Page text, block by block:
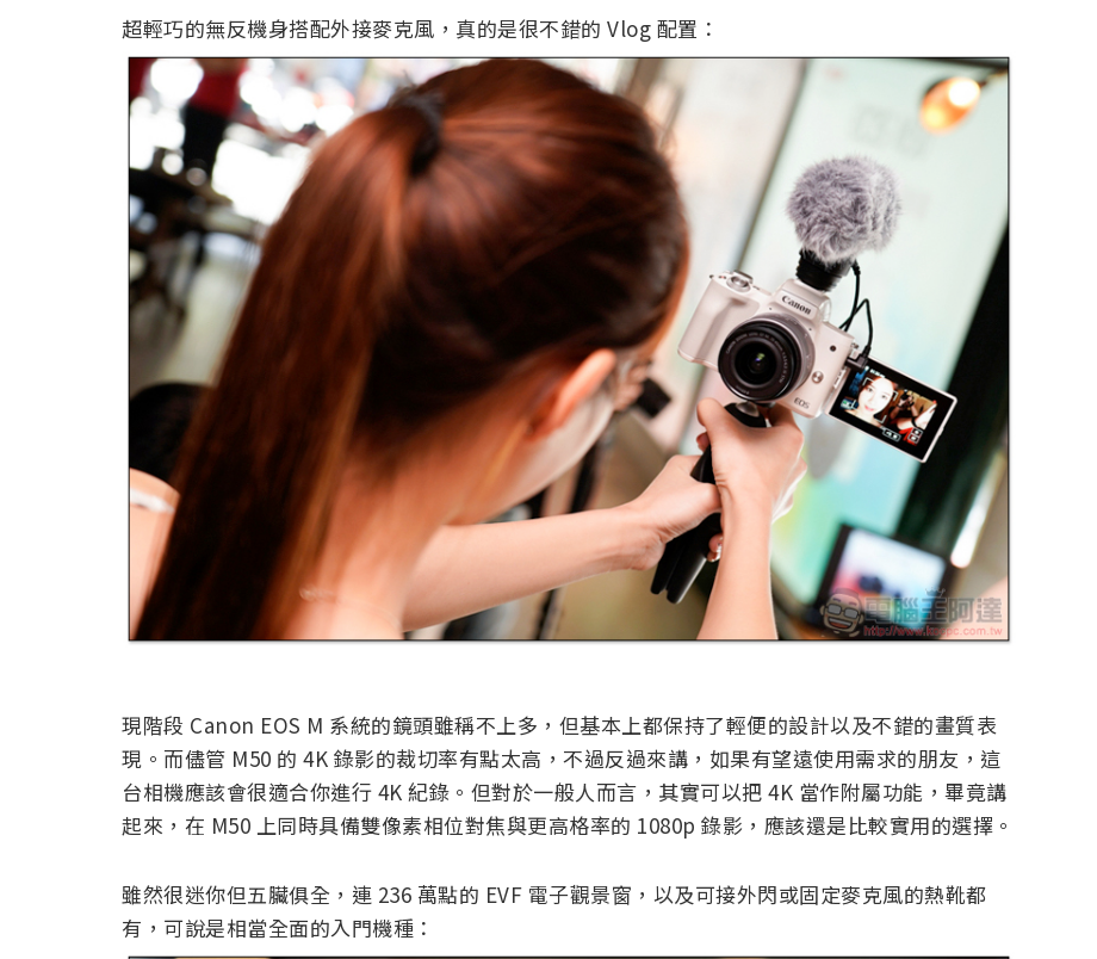
超輕巧的無反機身搭配外接麥克風，真的是很不錯的 Vlog 配置：
現階段 Canon EOS M 系統的鏡頭雖稱不上多，但基本上都保持了輕便的設計以及不錯的畫質表
現。而儘管 M50 的 4K 錄影的裁切率有點太高，不過反過來講，如果有望遠使用需求的朋友，這
台相機應該會很適合你進行 4K 紀錄。但對於一般人而言，其實可以把 4K 當作附屬功能，畢竟講
起來，在 M50 上同時具備雙像素相位對焦與更高格率的 1080p 錄影，應該還是比較實用的選擇。
雖然很迷你但五臟俱全，連 236 萬點的 EVF 電子觀景窗，以及可接外閃或固定麥克風的熱靴都
有，可說是相當全面的入門機種：